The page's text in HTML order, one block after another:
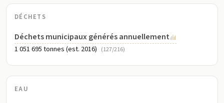
DÉCHETS
Déchets municipaux générés annuellement
1 051 695 tonnes (est. 2016) (127/216)
EAU